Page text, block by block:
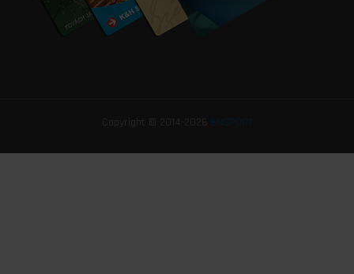
Copyright © 2014-2026 ENSPORT